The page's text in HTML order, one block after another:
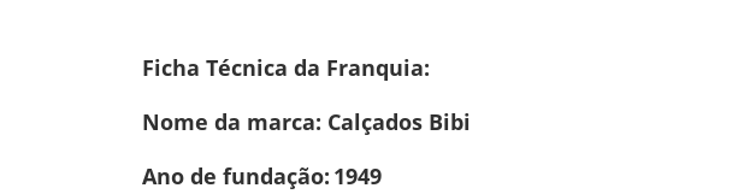
Ficha Técnica da Franquia:
Nome da marca: Calçados Bibi
Ano de fundação: 1949